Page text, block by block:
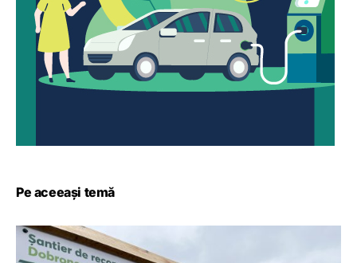
Pe aceeași temă